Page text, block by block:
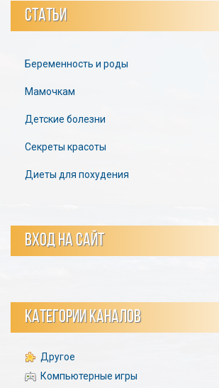
СТАТЬИ
Беременность и роды
Мамочкам
Детские болезни
Секреты красоты
Диеты для похудения
ВХОД НА САЙТ
КАТЕГОРИИ КАНАЛОВ
Другое
Компьютерные игры